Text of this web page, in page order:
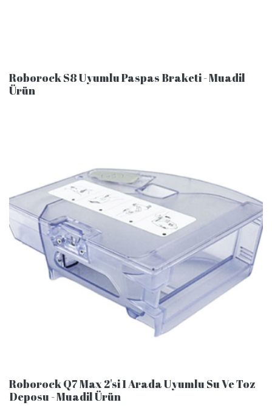
Roborock S8 Uyumlu Paspas Braketi - Muadil
Ürün
Roborock Q7 Max 2'si 1 Arada Uyumlu Su Ve Toz
Deposu - Muadil Ürün